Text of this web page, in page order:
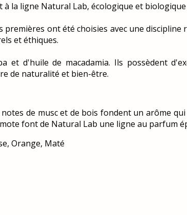
la ligne Natural Lab, écologique et biologique
ont été choisies avec une discipline
et éthiques.
d'huile de macadamia. Ils possèdent
de naturalité et bien-être.
de musc et de bois fondent un arôme
font de Natural Lab une ligne au parfum
Orange, Maté